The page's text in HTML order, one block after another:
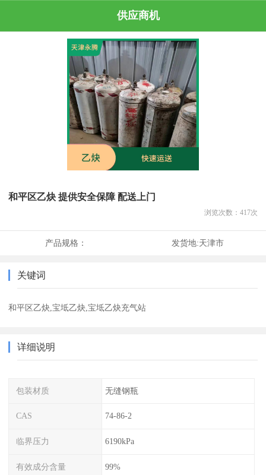
供应商机
和平区乙炔 提供安全保障 配送上门
浏览次数： 417次
产品规格： 发货地:天津市
关键词
和平区乙炔,宝坻乙炔,宝坻乙炔充气站
详细说明
包装材质 无缝钢瓶
CAS 74-86-2
临界压力 6190kPa
有效成分含量 99%